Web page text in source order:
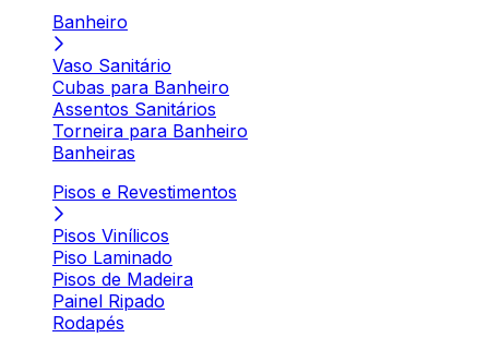
Banheiro
Vaso Sanitário
Cubas para Banheiro
Assentos Sanitários
Torneira para Banheiro
Banheiras
Pisos e Revestimentos
Pisos Vinílicos
Piso Laminado
Pisos de Madeira
Painel Ripado
Rodapés